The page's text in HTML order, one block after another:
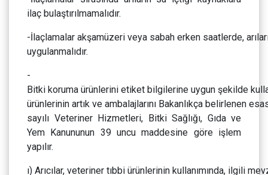
ilaç bulaştırılmamalıdır.
-İlaçlamalar akşamüzeri veya sabah erken saatlerde,
uygulanmalıdır.
-
Bitki koruma ürünlerini etiket bilgilerine uygun şekilde
ürünlerinin artık ve ambalajlarını Bakanlıkça belirlenen
sayılı Veteriner Hizmetleri, Bitki Sağlığı, Gıda ve
Yem Kanununun 39 uncu maddesine göre işlem
yapılır.
ı) Arıcılar, veteriner tıbbi ürünlerinin kullanımında, ilgili